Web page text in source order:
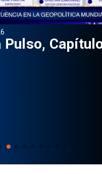
Pulso,